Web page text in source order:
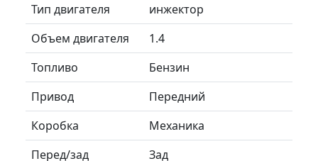
Тип двигателя
инжектор
Объем двигателя
1.4
Топливо
Бензин
Привод
Передний
Коробка
Механика
Перед/зад
Зад